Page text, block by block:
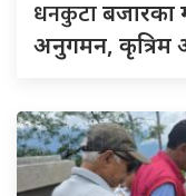
धनकुटाबजारका
अनुगमन, कृत्रिम